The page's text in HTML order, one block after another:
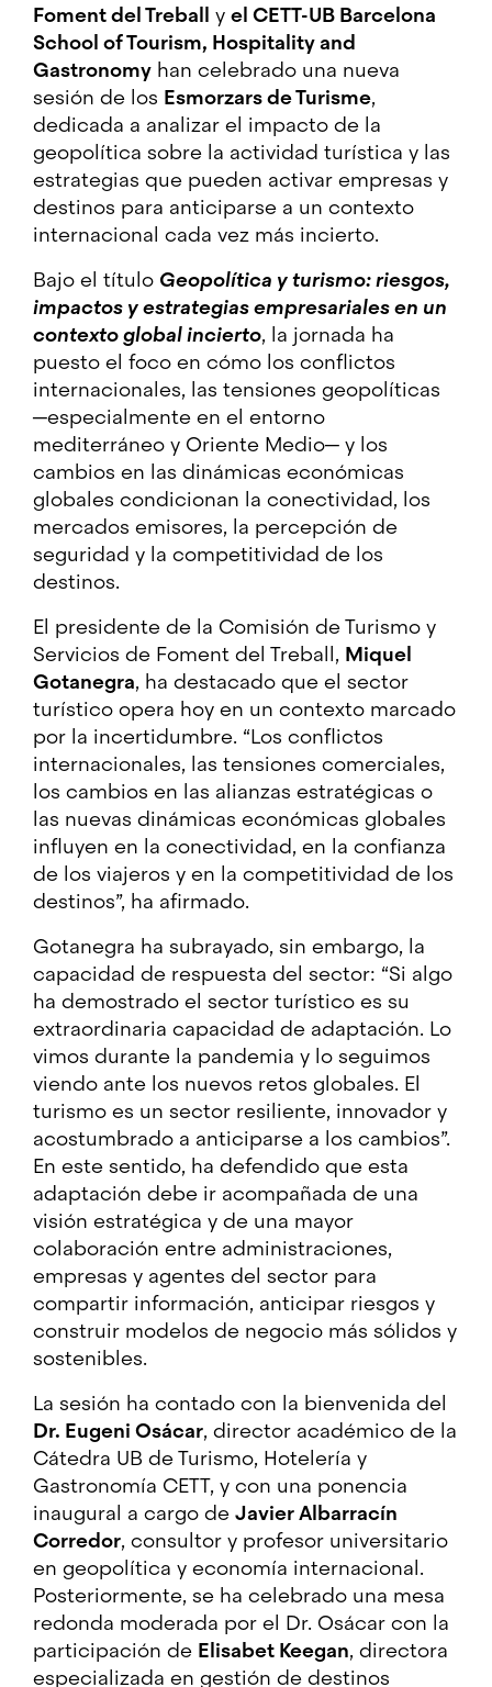
Foment del Treball y el CETT-UB Barcelona
School of Tourism, Hospitality and
Gastronomy han celebrado una nueva
sesión de los Esmorzars de Turisme,
dedicada a analizar el impacto de la
geopolítica sobre la actividad turística y las
estrategias que pueden activar empresas y
destinos para anticiparse a un contexto
internacional cada vez más incierto.
Bajo el título Geopolítica y turismo: riesgos,
impactos y estrategias empresariales en un
contexto global incierto, la jornada ha
puesto el foco en cómo los conflictos
internacionales, las tensiones geopolíticas
─especialmente en el entorno
mediterráneo y Oriente Medio─ y los
cambios en las dinámicas económicas
globales condicionan la conectividad, los
mercados emisores, la percepción de
seguridad y la competitividad de los
destinos.
El presidente de la Comisión de Turismo y
Servicios de Foment del Treball, Miquel
Gotanegra, ha destacado que el sector
turístico opera hoy en un contexto marcado
por la incertidumbre. “Los conflictos
internacionales, las tensiones comerciales,
los cambios en las alianzas estratégicas o
las nuevas dinámicas económicas globales
influyen en la conectividad, en la confianza
de los viajeros y en la competitividad de los
destinos”, ha afirmado.
Gotanegra ha subrayado, sin embargo, la
capacidad de respuesta del sector: “Si algo
ha demostrado el sector turístico es su
extraordinaria capacidad de adaptación. Lo
vimos durante la pandemia y lo seguimos
viendo ante los nuevos retos globales. El
turismo es un sector resiliente, innovador y
acostumbrado a anticiparse a los cambios”.
En este sentido, ha defendido que esta
adaptación debe ir acompañada de una
visión estratégica y de una mayor
colaboración entre administraciones,
empresas y agentes del sector para
compartir información, anticipar riesgos y
construir modelos de negocio más sólidos y
sostenibles.
La sesión ha contado con la bienvenida del
Dr. Eugeni Osácar, director académico de la
Cátedra UB de Turismo, Hotelería y
Gastronomía CETT, y con una ponencia
inaugural a cargo de Javier Albarracín
Corredor, consultor y profesor universitario
en geopolítica y economía internacional.
Posteriormente, se ha celebrado una mesa
redonda moderada por el Dr. Osácar con la
participación de Elisabet Keegan, directora
especializada en gestión de destinos